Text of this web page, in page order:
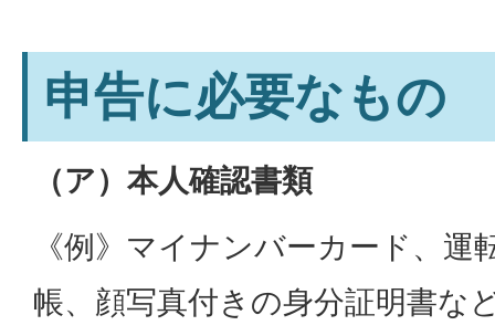
申告に必要なもの
（ア）本人確認書類
《例》マイナンバーカード、運
帳、顔写真付きの身分証明書な